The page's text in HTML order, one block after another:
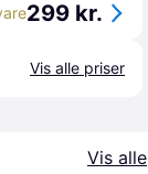
299 kr.
Vis alle priser
Vis alle